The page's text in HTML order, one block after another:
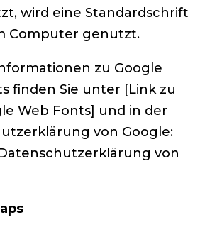
wird eine Standardschrift
Computer genutzt.
zu Google
finden Sie unter [Link zu
Web Fonts] und in der
von Google:
von